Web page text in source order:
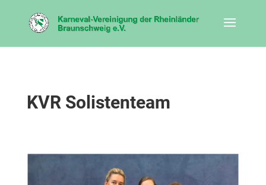
KVR Solistenteam